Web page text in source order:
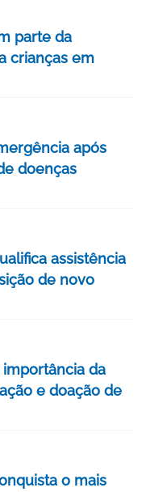
parte da
crianças em
após
doenças
assistência
de novo
da
e doação de
o mais